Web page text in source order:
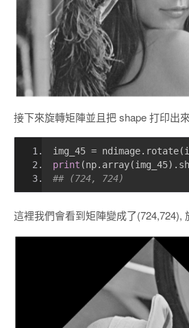
接下來旋轉矩陣並且把 shape 打印出來
img_45 = ndimage. rotate(
print (np. array(img_45).
## (724, 724)
這裡我們會看到矩陣變成了(724,724),